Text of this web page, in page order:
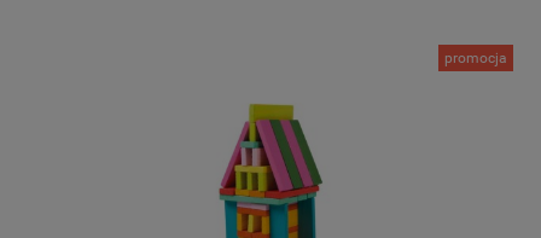
promocja